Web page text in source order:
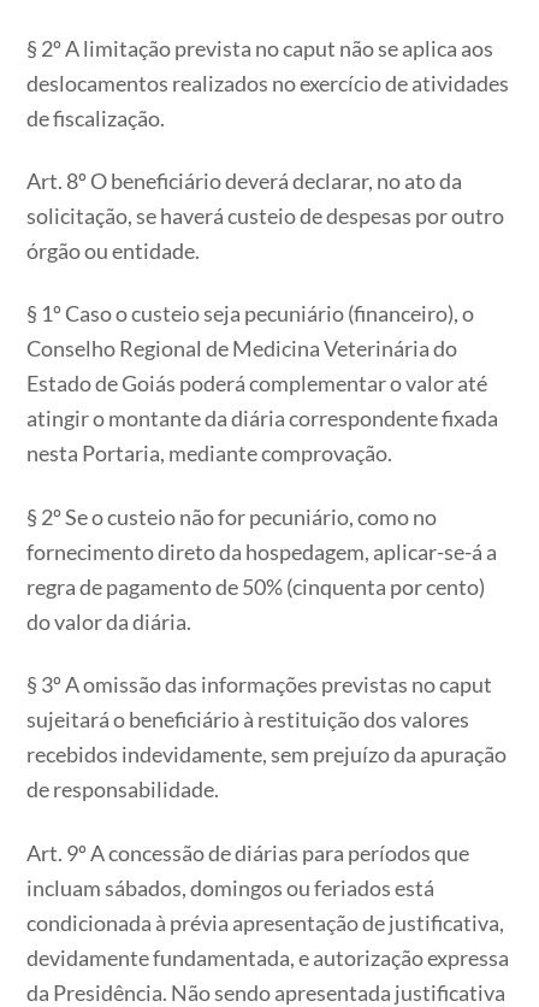
§ 2º A limitação prevista no caput não se aplica aos
deslocamentos realizados no exercício de atividades
de fiscalização.
Art. 8º O beneficiário deverá declarar, no ato da
solicitação, se haverá custeio de despesas por outro
órgão ou entidade.
§ 1º Caso o custeio seja pecuniário (financeiro), o
Conselho Regional de Medicina Veterinária do
Estado de Goiás poderá complementar o valor até
atingir o montante da diária correspondente fixada
nesta Portaria, mediante comprovação.
§ 2º Se o custeio não for pecuniário, como no
fornecimento direto da hospedagem, aplicar-se-á a
regra de pagamento de 50% (cinquenta por cento)
do valor da diária.
§ 3º A omissão das informações previstas no caput
sujeitará o beneficiário à restituição dos valores
recebidos indevidamente, sem prejuízo da apuração
de responsabilidade.
Art. 9º A concessão de diárias para períodos que
incluam sábados, domingos ou feriados está
condicionada à prévia apresentação de justificativa,
devidamente fundamentada, e autorização expressa
da Presidência. Não sendo apresentada justificativa